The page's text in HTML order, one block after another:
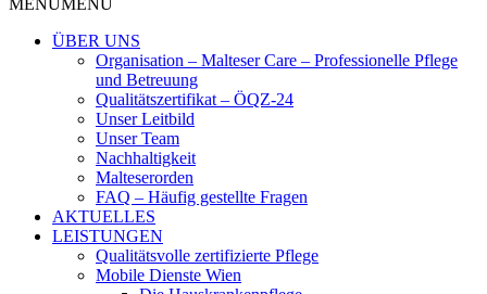
MENUMENU
ÜBER UNS
Organisation – Malteser Care – Professionelle Pflege
und Betreuung
Qualitätszertifikat – ÖQZ-24
Unser Leitbild
Unser Team
Nachhaltigkeit
Malteserorden
FAQ – Häufig gestellte Fragen
AKTUELLES
LEISTUNGEN
Qualitätsvolle zertifizierte Pflege
Mobile Dienste Wien